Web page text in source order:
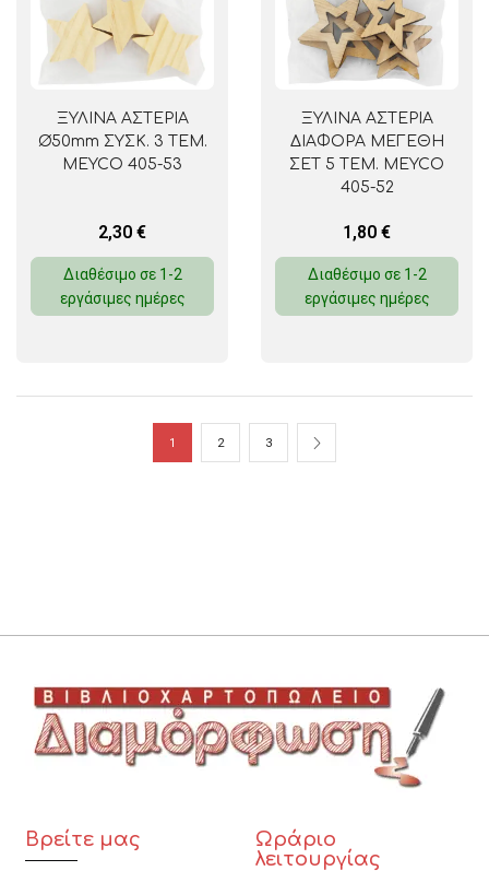
ΞΥΛΙΝΑ ΑΣΤΕΡΙΑ
Ø50mm ΣΥΣΚ. 3 ΤΕΜ.
MEYCO 405-53
2,30 €
Διαθέσιμο σε 1-2
εργάσιμες ημέρες
ΞΥΛΙΝΑ ΑΣΤΕΡΙΑ
ΔΙΑΦΟΡΑ ΜΕΓΕΘΗ
ΣΕΤ 5 ΤΕΜ. MEYCO
405-52
1,80 €
Διαθέσιμο σε 1-2
εργάσιμες ημέρες
1 2 3
Βρείτε μας
Ωράριο
λειτουργίας